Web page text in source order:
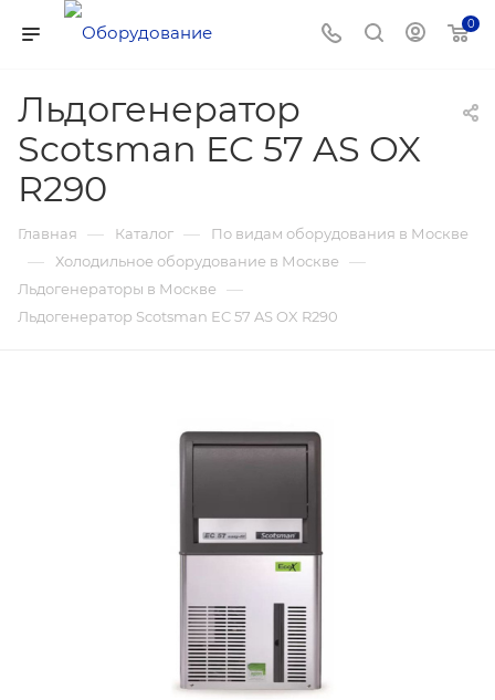
0
Льдогенератор
Scotsman EC 57 AS OX
R290
Главная — Каталог — По видам оборудования в Москве
— Холодильное оборудование в Москве —
Льдогенераторы в Москве —
Льдогенератор Scotsman EC 57 AS OX R290